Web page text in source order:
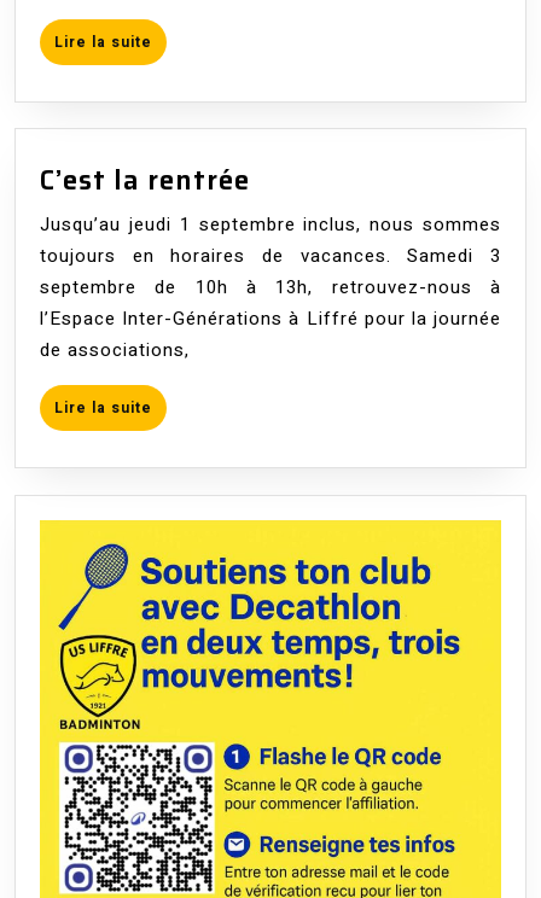
Lire la suite Lire
la
C’est la rentrée
la
rentrée
Jusqu’au jeudi 1 septembre inclus, nous sommes
toujours en horaires de vacances. Samedi 3
septembre de 10h à 13h, retrouvez-nous à
l’Espace Inter-Générations à Liffré pour la journée
de associations,
Lire la suite Lire
la